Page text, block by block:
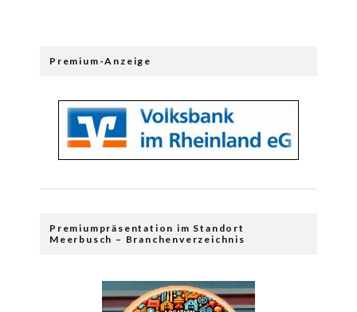
Premium-Anzeige
Premiumpräsentation im Standort
Meerbusch – Branchenverzeichnis